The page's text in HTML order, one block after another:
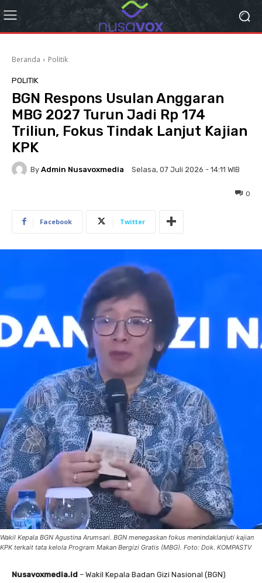
Beranda Politik
POLITIK
BGN Respons Usulan Anggaran
MBG 2027 Turun Jadi Rp 174
Triliun, Fokus Tindak Lanjut Kajian
KPK
By Admin Nusavoxmedia Selasa, 07 Juli 2026 - 14:11 WIB
0
Facebook Twitter
Wakil Kepala BGN Agustina Arumsari. BGN menegaskan fokus menindaklanjuti kajian
KPK terkait tata kelola Program Makan Bergizi Gratis (MBG). Foto: Dok. KOMPASTV
Nusavoxmedia.id – Wakil Kepala Badan Gizi Nasional (BGN)